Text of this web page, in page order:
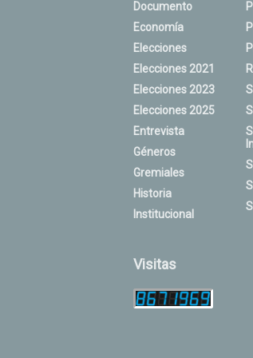
Documento
Economía
Elecciones
Elecciones 2021
Elecciones 2023
Elecciones 2025
Entrevista
Géneros
Gremiales
Historia
Institucional
Visitas